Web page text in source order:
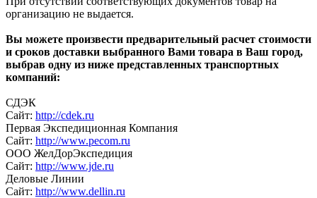
организацию не выдается.
Вы можете произвести предварительный расчет стоимости
и сроков доставки выбранного Вами товара в Ваш город,
выбрав одну из ниже представленных транспортных
компаний:
СДЭК
Сайт: http://cdek.ru
Первая Экспедиционная Компания
Сайт: http://www.pecom.ru
ООО ЖелДорЭкспедиция
Сайт: http://www.jde.ru
Деловые Линии
Сайт: http://www.dellin.ru